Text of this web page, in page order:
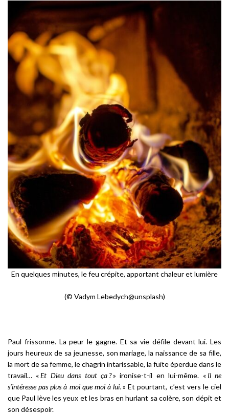
En quelques minutes, le feu crépite, apportant chaleur et lumière
(© Vadym Lebedych@unsplash)
Paul frissonne. La peur le gagne. Et sa vie défile devant lui. Les
jours heureux de sa jeunesse, son mariage, la naissance de sa fille,
la mort de sa femme, le chagrin intarissable, la fuite éperdue dans le
travail… «Et Dieu dans tout ça ?» ironise-t-il en lui-même. « Il ne
s’intéresse pas plus à moi que moi à lui. » Et pourtant, c’est vers le ciel
que Paul lève les yeux et les bras en hurlant sa colère, son dépit et
son désespoir.